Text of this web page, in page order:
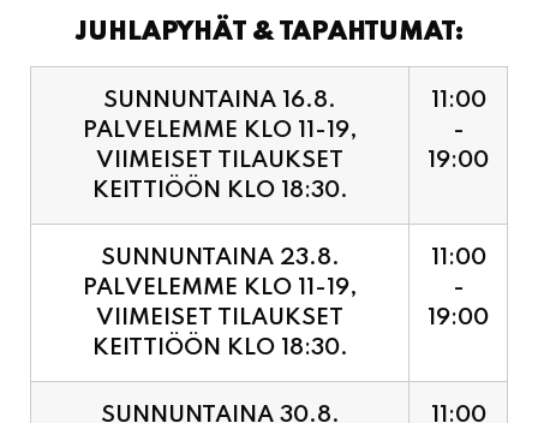
PALVELEMME KLO 11-19,
VIIMEISET TILAUKSET
KEITTIÖÖN KLO 18:30.
-
19:00
SUNNUNTAINA 23.8.
PALVELEMME KLO 11-19,
VIIMEISET TILAUKSET
KEITTIÖÖN KLO 18:30.
11:00
19:00
SUNNUNTAINA 30.8.
PALVELEMME KLO 11-19,
VIIMEISET TILAUKSET
KEITTIÖÖN KLO 18:30.
11:00
19:00